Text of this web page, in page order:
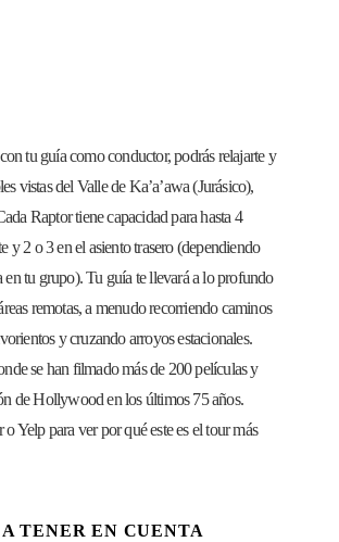
tu guía como conductor, podrás relajarte y
vistas del Valle de Ka’a’awa (Jurásico),
Raptor tiene capacidad para hasta 4
y 2 o 3 en el asiento trasero (dependiendo
en tu grupo). Tu guía te llevará a lo profundo
remotas, a menudo recorriendo caminos
y cruzando arroyos estacionales.
se han filmado más de 200 películas y
de Hollywood en los últimos 75 años.
Yelp para ver por qué este es el tour más
TENER EN CUENTA